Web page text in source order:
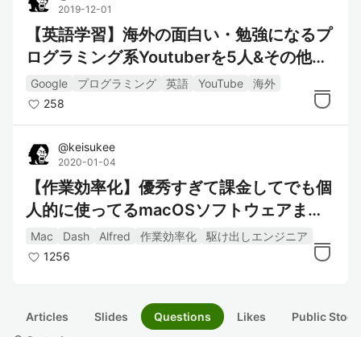
2019-12-01
【英語学習】海外の面白い・勉強になるプ
ログラミング系Youtuberを5人&その他英
語圏のおすすめ動画を一気紹介！
Google プログラミング 英語 YouTube
海外
258
@keisukee
2020-01-04
【作業効率化】優秀すぎて課金してでも個
人的に使ってるmacOSソフトウェアまと
め【5選】
Mac Dash Alfred 作業効率化
駆け出しエンジニア
1256
Articles Slides Questions Likes Public